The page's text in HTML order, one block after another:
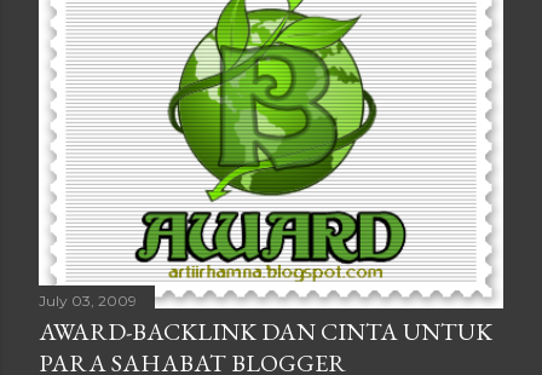
July 03, 2009
AWARD-BACKLINK DAN CINTA UNTUK
PARA SAHABAT BLOGGER